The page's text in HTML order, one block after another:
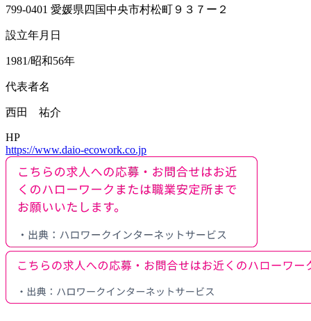
799-0401 愛媛県四国中央市村松町９３７ー２
設立年月日
1981/昭和56年
代表者名
西田 祐介
HP
https://www.daio-ecowork.co.jp